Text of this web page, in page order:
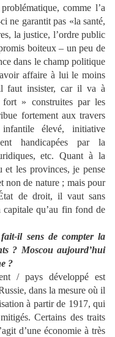
comme l’a
ne garantit pas «la santé,
la justice, l’ordre public
boiteux– un peu de
dans le champ politique
affaire à lui le moins
faut insister, car il va à
» construites par les
fortement aux travers
élevé, initiative
handicapées par la
etc. Quant à la
et les provinces, je pense
non de nature ; mais pour
de droit, il vaut sans
capitale qu’au fin fond de
il sens de compter la
? Moscou aujourd’hui
?
/ pays développé est
dans la mesure où il
à partir de 1917, qui
Certains des traits
d’une économie à très